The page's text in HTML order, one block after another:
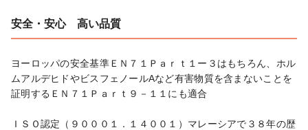
安全・安心 高い品質
ヨーロッパの安全基準ＥＮ７１Ｐａｒｔ１ー３はもちろん、ホル
ムアルデヒドやビスフェノールAなど有害物質を含まないことを
証明するＥＮ７１Ｐａｒｔ９－１１にも適合
ＩＳＯ認定（９０００１．１４００１）マレーシアで３８年の歴